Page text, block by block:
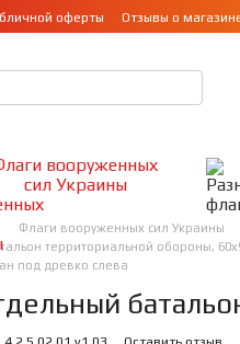
оферты Отзывы о
вооруженных
сил Украины
Флаги вооруженных сил Украины
территориальной обороны,
под древко слева